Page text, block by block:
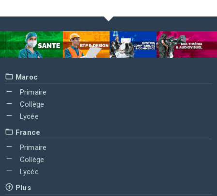
Maroc
Primaire
Collège
Lycée
France
Primaire
Collège
Lycée
Plus